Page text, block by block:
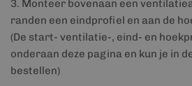
3. Monteer bovenaan een
randen een eindprofiel en aan de
(De start- ventilatie-, eind- en
onderaan deze pagina en kun je in
bestellen)